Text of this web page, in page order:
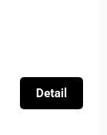
Detail